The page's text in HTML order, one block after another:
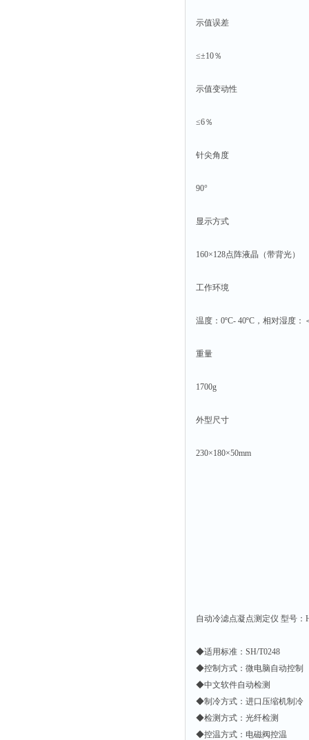
示值误差
≤±10％
示值变动性
≤6％
针尖角度
90°
显示方式
160×128点阵液晶（带背光）
工作环境
温度：0ºC- 40ºC，相对湿度：
重量
1700g
外型尺寸
230×180×50mm
自动冷滤点凝点测定仪 型号：
◆适⽤标准：SH/T0248
◆控制⽅式：微电脑⾃动控制
◆中⽂软件⾃动检测
◆制冷⽅式：进⼝压缩机制冷
◆检测⽅式：光纤检测
◆控温⽅式：电磁阀控温